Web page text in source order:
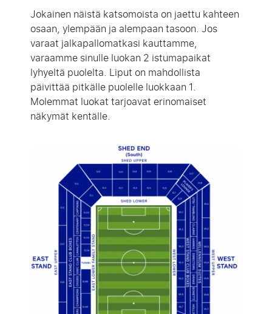
Jokainen näistä katsomoista on jaettu kahteen
osaan, ylempään ja alempaan tasoon. Jos
varaat jalkapallomatkasi kauttamme,
varaamme sinulle luokan 2 istumapaikat
lyhyeltä puolelta. Liput on mahdollista
päivittää pitkälle puolelle luokkaan 1.
Molemmat luokat tarjoavat erinomaiset
näkymät kentälle.